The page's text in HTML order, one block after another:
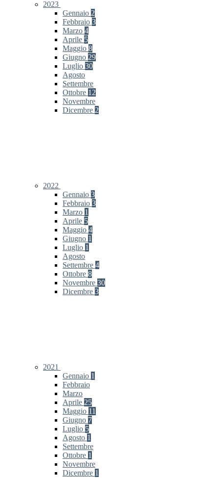
2023
Gennaio 2
Febbraio 3
Marzo 4
Aprile 5
Maggio 8
Giugno 29
Luglio 30
Agosto
Settembre
Ottobre 12
Novembre
Dicembre 2
2022
Gennaio 3
Febbraio 3
Marzo 1
Aprile 5
Maggio 4
Giugno 1
Luglio 1
Agosto
Settembre 4
Ottobre 8
Novembre 30
Dicembre 3
2021
Gennaio 1
Febbraio
Marzo
Aprile 25
Maggio 11
Giugno 7
Luglio 5
Agosto 1
Settembre
Ottobre 1
Novembre
Dicembre 1